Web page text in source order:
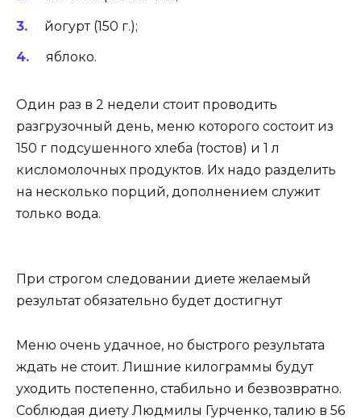
йогурт (150 г.);
яблоко.
Один раз в 2 недели стоит проводить
разгрузочный день, меню которого состоит из
150 г подсушенного хлеба (тостов) и 1 л
кисломолочных продуктов. Их надо разделить
на несколько порций, дополнением служит
только вода.
При строгом следовании диете желаемый
результат обязательно будет достигнут
Меню очень удачное, но быстрого результата
ждать не стоит. Лишние килограммы будут
уходить постепенно, стабильно и безвозвратно.
Соблюдая диету Людмилы Гурченко, талию в 56